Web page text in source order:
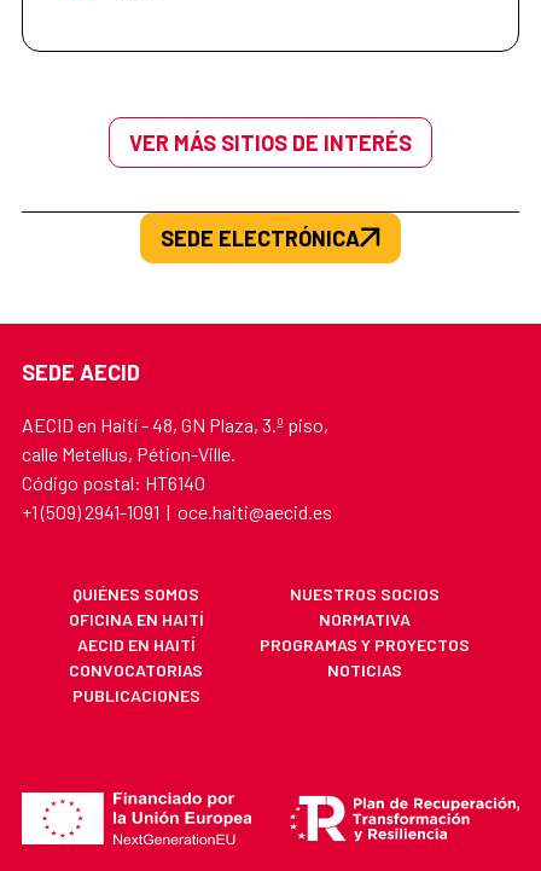
VER MÁS SITIOS DE INTERÉS
SEDE ELECTRÓNICA
SEDE AECID
AECID en Haití - 48, GN Plaza, 3.º piso,
calle Metellus, Pétion-Ville.
Código postal: HT6140
+1 (509) 2941-1091 | oce.haiti@aecid.es
QUIÉNES SOMOS
NUESTROS SOCIOS
OFICINA EN HAITÍ
NORMATIVA
AECID EN HAITÍ
PROGRAMAS Y PROYECTOS
CONVOCATORIAS
NOTICIAS
PUBLICACIONES